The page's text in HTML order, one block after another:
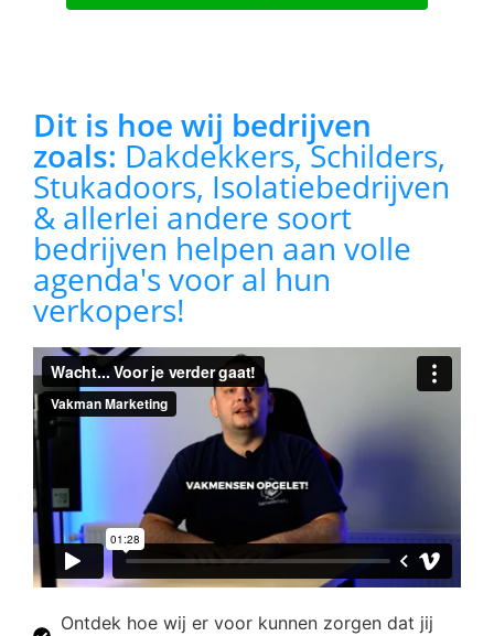
Dit is hoe wij bedrijven
zoals: Dakdekkers, Schilders,
Stukadoors, Isolatiebedrijven
& allerlei andere soort
bedrijven helpen aan volle
agenda's voor al hun
verkopers!
Ontdek hoe wij er voor kunnen zorgen dat jij